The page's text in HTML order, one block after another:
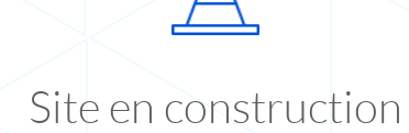
Site en construction